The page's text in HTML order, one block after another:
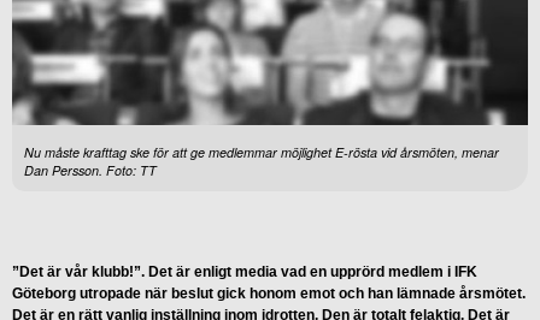
Nu måste krafttag ske för att ge medlemmar möjlighet E-rösta vid årsmöten, menar
Dan Persson. Foto: TT
”Det är vår klubb!”. Det är enligt media vad en upprörd medlem i IFK
Göteborg utropade när beslut gick honom emot och han lämnade årsmötet.
Det är en rätt vanlig inställning inom idrotten. Den är totalt felaktig. Det är